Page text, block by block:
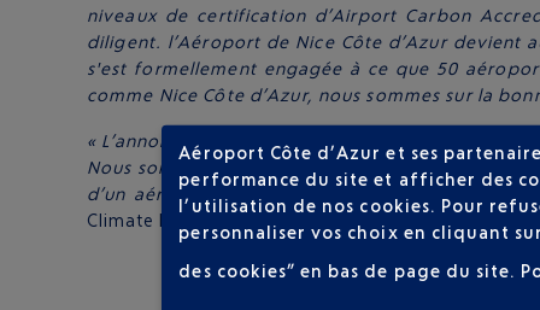
niveaux de certification d’Airport Carbon
diligent. l’Aéroport de Nice Côte d’Azur devient
s'est formellement engagée à ce que 50
comme Nice Côte d’Azur, nous sommes sur la
« L’annonce aujourd’hui que l’Aéroport de Nice
Nous sommes très encouragés par une telle
d’un aéroport aussi important que celui de
Climate Neutral Now à la CCNUCC (la
Aéroport Côte d’Azur et ses
performance du site et afficher des
l’utilisation de nos cookies. Pour
personnaliser vos choix en cliquant
des cookies” en bas de page du site.